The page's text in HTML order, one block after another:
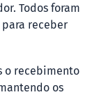
Todos foram
receber
o recebimento
os